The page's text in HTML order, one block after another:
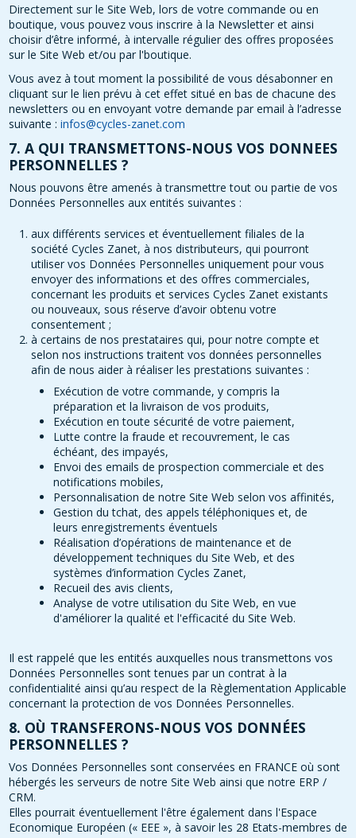
Directement sur le Site Web, lors de votre commande ou en
boutique, vous pouvez vous inscrire à la Newsletter et ainsi
choisir d’être informé, à intervalle régulier des offres proposées
sur le Site Web et/ou par l'boutique.
Vous avez à tout moment la possibilité de vous désabonner en
cliquant sur le lien prévu à cet effet situé en bas de chacune des
newsletters ou en envoyant votre demande par email à l’adresse
suivante : infos@cycles-zanet.com
7. A QUI TRANSMETTONS-NOUS VOS DONNEES
PERSONNELLES ?
Nous pouvons être amenés à transmettre tout ou partie de vos
Données Personnelles aux entités suivantes :
aux différents services et éventuellement filiales de la
société Cycles Zanet, à nos distributeurs, qui pourront
utiliser vos Données Personnelles uniquement pour vous
envoyer des informations et des offres commerciales,
concernant les produits et services Cycles Zanet existants
ou nouveaux, sous réserve d’avoir obtenu votre
consentement ;
à certains de nos prestataires qui, pour notre compte et
selon nos instructions traitent vos données personnelles
afin de nous aider à réaliser les prestations suivantes :
Exécution de votre commande, y compris la
préparation et la livraison de vos produits,
Exécution en toute sécurité de votre paiement,
Lutte contre la fraude et recouvrement, le cas
échéant, des impayés,
Envoi des emails de prospection commerciale et des
notifications mobiles,
Personnalisation de notre Site Web selon vos affinités,
Gestion du tchat, des appels téléphoniques et, de
leurs enregistrements éventuels
Réalisation d’opérations de maintenance et de
développement techniques du Site Web, et des
systèmes d’information Cycles Zanet,
Recueil des avis clients,
Analyse de votre utilisation du Site Web, en vue
d'améliorer la qualité et l'efficacité du Site Web.
Il est rappelé que les entités auxquelles nous transmettons vos
Données Personnelles sont tenues par un contrat à la
confidentialité ainsi qu’au respect de la Règlementation Applicable
concernant la protection de vos Données Personnelles.
8. OÙ TRANSFERONS-NOUS VOS DONNÉES
PERSONNELLES ?
Vos Données Personnelles sont conservées en FRANCE où sont
hébergés les serveurs de notre Site Web ainsi que notre ERP /
CRM.
Elles pourrait éventuellement l'être également dans l'Espace
Economique Européen (« EEE », à savoir les 28 Etats-membres de